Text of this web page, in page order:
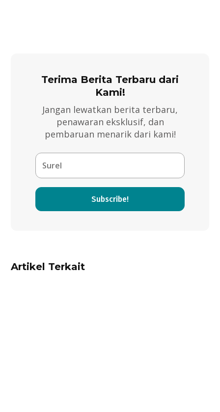
Terima Berita Terbaru dari
Kami!
Jangan lewatkan berita terbaru,
penawaran eksklusif, dan
pembaruan menarik dari kami!
Subscribe!
Artikel Terkait